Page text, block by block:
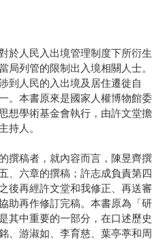
於人民入出境管理制度下所衍生
局列管的限制出入境相關人士。
到人民的入出境及居住遷徙自
。本書原來是國家人權博物館委
想學術基金會執行，由許文堂擔
持人。
撰稿者，就內容而言，陳昱齊撰
、六章的撰稿；許志成負責第四
後再經許文堂和我修正、再送審
助再作修訂完稿。本書原為「研
其中重要的一部分，在口述歷史
、游淑如、李育慈、葉亭葶和周